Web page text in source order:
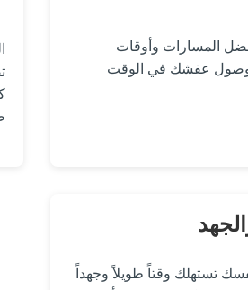
المسارات وأوقات
وصول عفشك في الوقت
تستهلك وقتاً طويلاً وجهداً